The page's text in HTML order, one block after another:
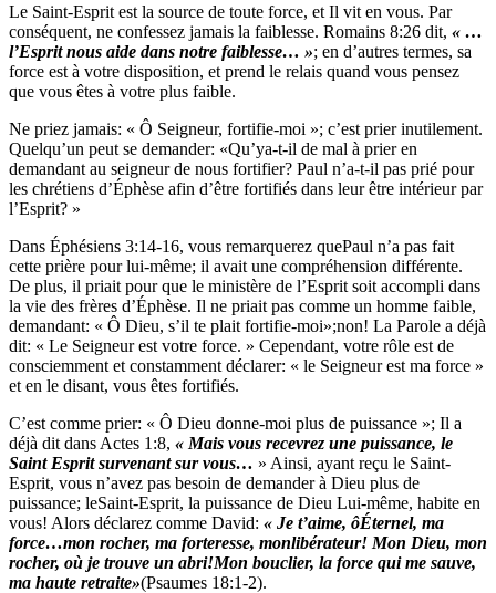
Le Saint-Esprit est la source de toute force, et Il vit en vous. Par
conséquent, ne confessez jamais la faiblesse. Romains 8:26 dit, « …
l’Esprit nous aide dans notre faiblesse… »; en d’autres termes, sa
force est à votre disposition, et prend le relais quand vous pensez
que vous êtes à votre plus faible.
Ne priez jamais: « Ô Seigneur, fortifie-moi »; c’est prier inutilement.
Quelqu’un peut se demander: «Qu’ya-t-il de mal à prier en
demandant au seigneur de nous fortifier? Paul n’a-t-il pas prié pour
les chrétiens d’Éphèse afin d’être fortifiés dans leur être intérieur par
l’Esprit? »
Dans Éphésiens 3:14-16, vous remarquerez quePaul n’a pas fait
cette prière pour lui-même; il avait une compréhension différente.
De plus, il priait pour que le ministère de l’Esprit soit accompli dans
la vie des frères d’Éphèse. Il ne priait pas comme un homme faible,
demandant: « Ô Dieu, s’il te plait fortifie-moi»;non! La Parole a déjà
dit: « Le Seigneur est votre force. » Cependant, votre rôle est de
consciemment et constamment déclarer: « le Seigneur est ma force »
et en le disant, vous êtes fortifiés.
C’est comme prier: « Ô Dieu donne-moi plus de puissance »; Il a
déjà dit dans Actes 1:8, « Mais vous recevrez une puissance, le
Saint Esprit survenant sur vous… » Ainsi, ayant reçu le Saint-
Esprit, vous n’avez pas besoin de demander à Dieu plus de
puissance; leSaint-Esprit, la puissance de Dieu Lui-même, habite en
vous! Alors déclarez comme David: « Je t’aime, ôÉternel, ma
force…mon rocher, ma forteresse, monlibérateur! Mon Dieu, mon
rocher, où je trouve un abri!Mon bouclier, la force qui me sauve,
ma haute retraite»(Psaumes 18:1-2).